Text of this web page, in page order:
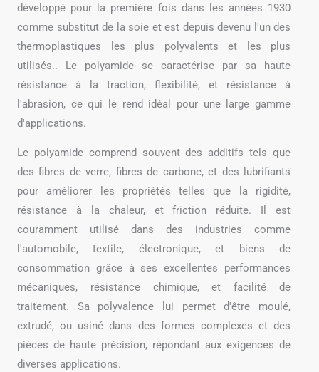
développé pour la première fois dans les années 1930
comme substitut de la soie et est depuis devenu l'un des
thermoplastiques les plus polyvalents et les plus
utilisés.. Le polyamide se caractérise par sa haute
résistance à la traction, flexibilité, et résistance à
l'abrasion, ce qui le rend idéal pour une large gamme
d'applications.
Le polyamide comprend souvent des additifs tels que
des fibres de verre, fibres de carbone, et des lubrifiants
pour améliorer les propriétés telles que la rigidité,
résistance à la chaleur, et friction réduite. Il est
couramment utilisé dans des industries comme
l'automobile, textile, électronique, et biens de
consommation grâce à ses excellentes performances
mécaniques, résistance chimique, et facilité de
traitement. Sa polyvalence lui permet d'être moulé,
extrudé, ou usiné dans des formes complexes et des
pièces de haute précision, répondant aux exigences de
diverses applications.